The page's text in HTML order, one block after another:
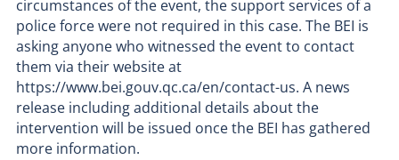
circumstances of the event, the support services of a
police force were not required in this case. The BEI is
asking anyone who witnessed the event to contact
them via their website at
https://www.bei.gouv.qc.ca/en/contact-us. A news
release including additional details about the
intervention will be issued once the BEI has gathered
more information.